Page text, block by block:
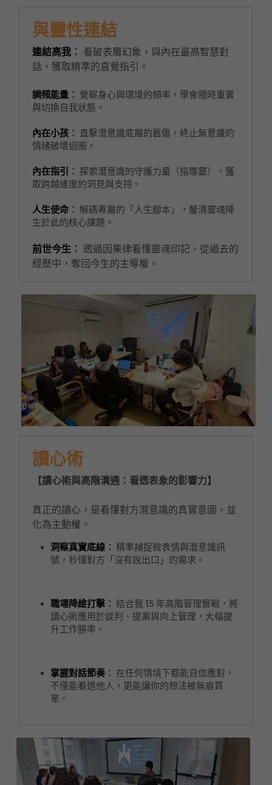
與靈性連結
連結高我： 看破表層幻象，與內在最高智慧對
話，獲取精準的直覺指引。
調頻能量： 覺察身心與環境的頻率，學會隨時重置
與切換自我狀態。
內在小孩： 直擊潛意識底層的舊傷，終止無意識的
情緒破壞迴圈。
內在指引 ： 探索潛意識的守護力量（指導靈），獲
取跨越維度的洞見與支持。
人生使命： 解碼專屬的「人生腳本」，釐清靈魂降
生於此的核心課題。
前世今生： 透過因果律看懂靈魂印記，從過去的
經歷中，奪回今生的主導權。
讀心術
【讀心術與高階溝通：看透表象的影響力】
真正的讀心，是看懂對方潛意識的真實意圖，並
化為主動權。
洞察真實底線 ： 精準捕捉微表情與潛意識訊
號，秒懂對方「沒有說出口」的需求。
職場降維打擊 ： 結合我 15 年高階管理實戰，將
讀心術應用於談判、提案與向上管理，大幅提
升工作勝率。
掌握對話節奏 ： 在任何情境下都能自信應對，
不僅能看透他人，更能讓你的想法被無痕買
單。